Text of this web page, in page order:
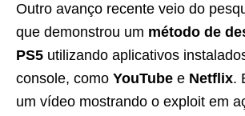
Outro avanço recente veio do
que demonstrou um método de
PS5 utilizando aplicativos
console, como YouTube e Netflix.
um vídeo mostrando o exploit em